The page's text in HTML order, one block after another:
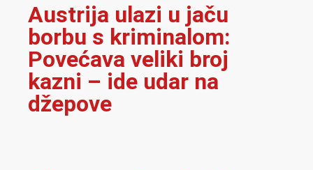
Austrija ulazi u jaču
borbu s kriminalom:
Povećava veliki broj
kazni – ide udar na
džepove